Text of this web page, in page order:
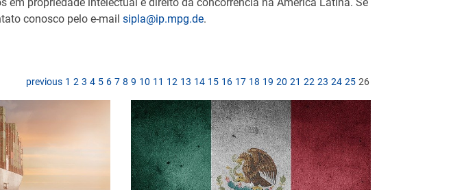
conosco pelo e-mail sipla@ip.mpg.de.
previous 1 2 3 4 5 6 7 8 9 10 11 12 13 14 15 16 17 18 19 20 21 22 23 24 25 26